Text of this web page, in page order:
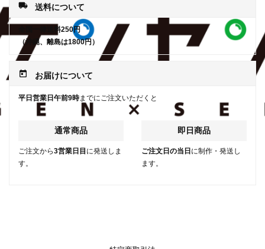
local_shipping 送料について
全国一律送料250円
（沖縄、離島は1800円）
today お届けについて
平日営業日午前9時までにご注文いただくと
通常商品
ご注文から3営業日目 に発送しま
す。
即日商品
ご注文日の当日 に制作・発送し
ます。